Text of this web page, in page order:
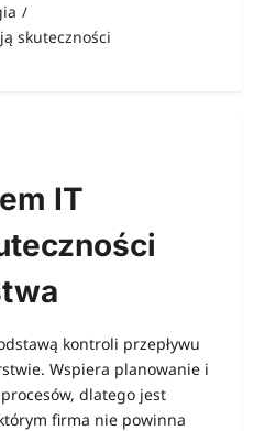
skuteczności
IT
kontroli przepływu
Wspiera planowanie i
dlatego jest
firma nie powinna